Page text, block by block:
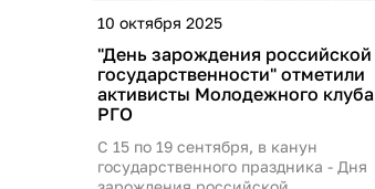
10 октября 2025
"День зарождения российской
государственности" отметили
активисты Молодежного клуба
РГО
С 15 по 19 сентября, в канун
государственного праздника - Дня